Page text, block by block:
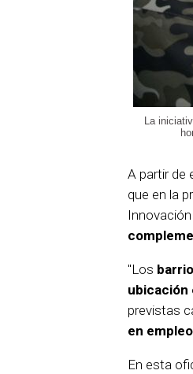
La
A partir de
que en la
"Los
ubicación
previstas
en
En esta